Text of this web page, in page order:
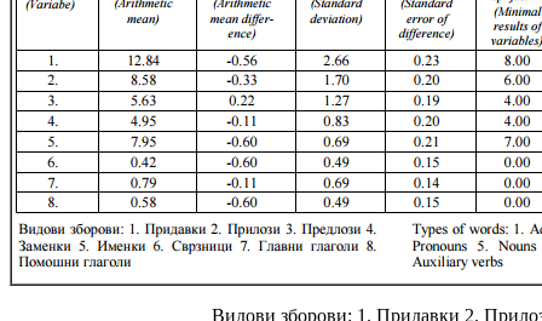
Видови зборови: 1. Придавки 2.